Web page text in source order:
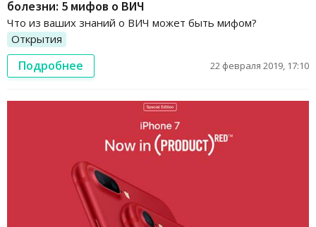
болезни: 5 мифов о ВИЧ
Что из ваших знаний о ВИЧ может быть мифом?
Открытия
Подробнее 22 февраля 2019, 17:10